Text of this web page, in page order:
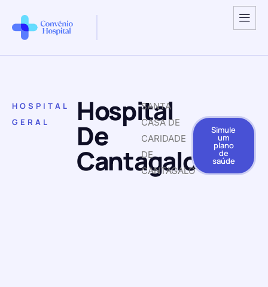
HOSPITAL
GERAL
Hospital
De
Cantagalo
SANTA
CASA DE
CARIDADE
DE
CANTAGALO
Simule
um
plano
de
saúde